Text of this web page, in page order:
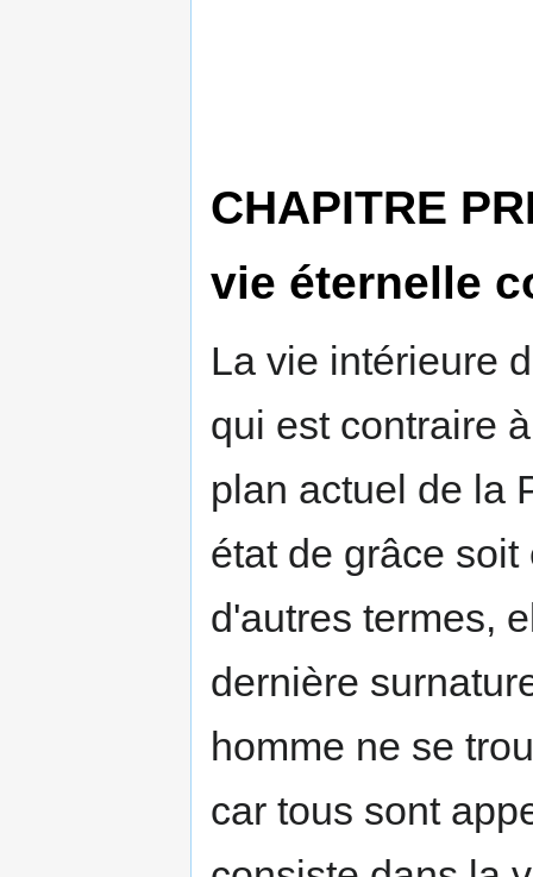
CHAPITRE
vie éternelle
La vie intérieure
qui est contraire
plan actuel de la
état de grâce
d'autres termes,
dernière
homme ne se
car tous sont